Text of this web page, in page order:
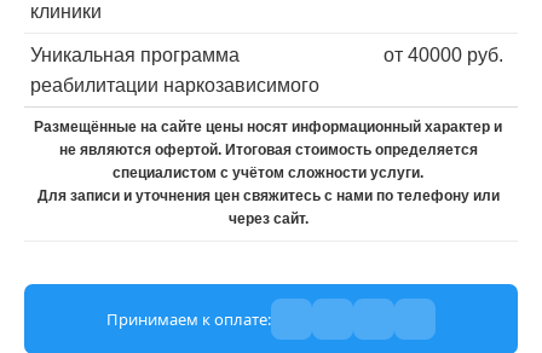
клиники
Уникальная программа
реабилитации наркозависимого
от 40000 руб.
Размещённые на сайте цены носят информационный характер и
не являются офертой. Итоговая стоимость определяется
специалистом с учётом сложности услуги.
Для записи и уточнения цен свяжитесь с нами по телефону или
через сайт.
Принимаем к оплате: